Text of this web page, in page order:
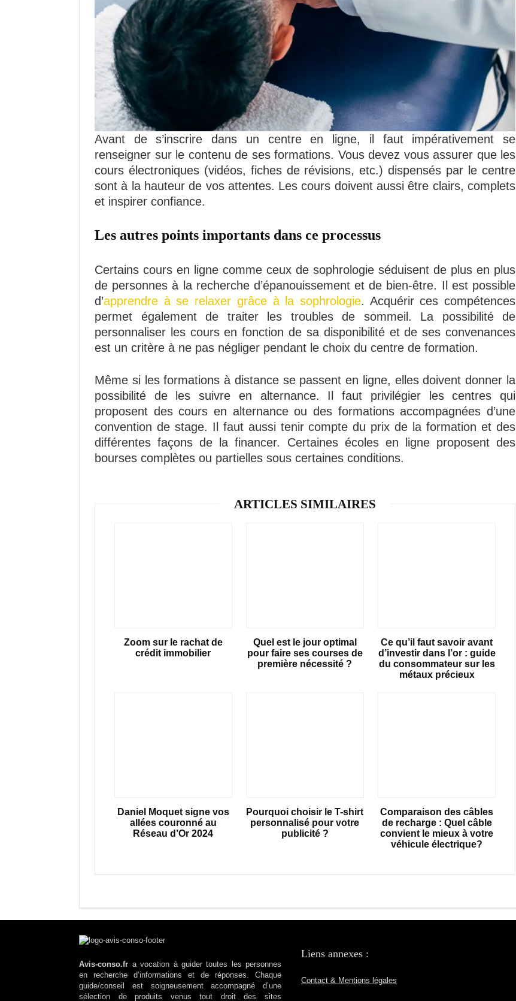
Avant de s’inscrire dans un centre en ligne, il faut impérativement se
renseigner sur le contenu de ses formations. Vous devez vous assurer que les
cours électroniques (vidéos, fiches de révisions, etc.) dispensés par le centre
sont à la hauteur de vos attentes. Les cours doivent aussi être clairs, complets
et inspirer confiance.
Les autres points importants dans ce processus
Certains cours en ligne comme ceux de sophrologie séduisent de plus en plus
de personnes à la recherche d’épanouissement et de bien-être. Il est possible
d’apprendre à se relaxer grâce à la sophrologie. Acquérir ces compétences
permet également de traiter les troubles de sommeil. La possibilité de
personnaliser les cours en fonction de sa disponibilité et de ses convenances
est un critère à ne pas négliger pendant le choix du centre de formation.
Même si les formations à distance se passent en ligne, elles doivent donner la
possibilité de les suivre en alternance. Il faut privilégier les centres qui
proposent des cours en alternance ou des formations accompagnées d’une
convention de stage. Il faut aussi tenir compte du prix de la formation et des
différentes façons de la financer. Certaines écoles en ligne proposent des
bourses complètes ou partielles sous certaines conditions.
ARTICLES SIMILAIRES
Zoom sur le rachat de
crédit immobilier
Quel est le jour optimal
pour faire ses courses de
première nécessité ?
Ce qu’il faut savoir avant
d’investir dans l’or : guide
du consommateur sur les
métaux précieux
Daniel Moquet signe vos
allées couronné au
Réseau d’Or 2024
Pourquoi choisir le T-shirt
personnalisé pour votre
publicité ?
Comparaison des câbles
de recharge : Quel câble
convient le mieux à votre
véhicule électrique?
Avis-conso.fr a vocation à guider toutes les personnes
en recherche d’informations et de réponses. Chaque
guide/conseil est soigneusement accompagné d’une
sélection de produits venus tout droit des sites
Liens annexes :
Contact & Mentions légales